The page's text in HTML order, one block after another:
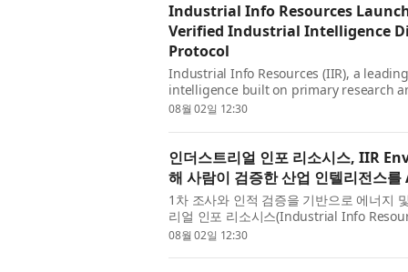
Industrial Info Resources
Verified Industrial Intelligence
Protocol
Industrial Info Resources (IIR), a
intelligence built on primary research
of IIR Envoy MCP; this new Model
08월 02일 12:30
인더스트리얼 인포 리소시스, IIR
해 사람이 검증한 산업 인텔리전스
1차 조사와 인적 검증을 기반으로 에너지
리얼 인포 리소시스(Industrial Info
로운 모델 컨텍스트 프로토콜 연결은 IIR
08월 02일 12:30